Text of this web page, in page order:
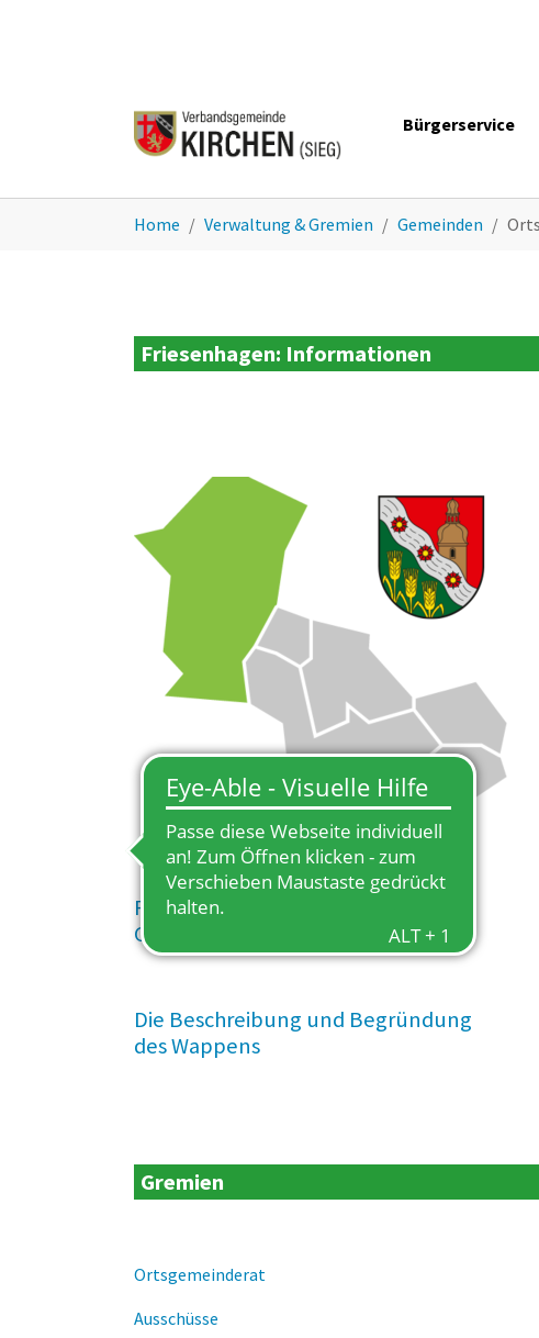
Bürgerservice
Home Verwaltung & Gremien Gemeinden
Friesenhagen: Informationen
Friesenhagen: Wissenswertes zur
Gemeinde
Die Beschreibung und Begründung
des Wappens
Gremien
Ortsgemeinderat
Ausschüsse